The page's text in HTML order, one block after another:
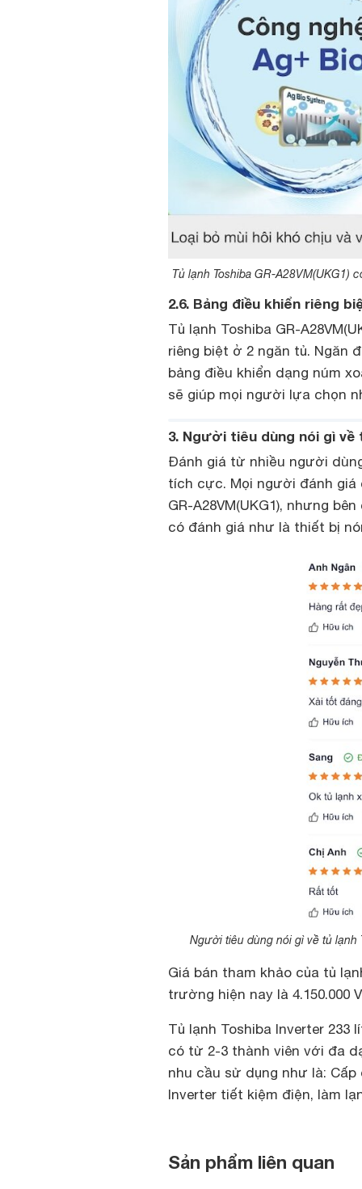
Tủ lạnh Toshiba GR-A28VM(UKG1)
2.6. Bảng điều khiển riêng
Tủ lạnh Toshiba GR-
riêng biệt ở 2 ngăn tủ. Ngăn
bảng điều khiển dạng núm
sẽ giúp mọi người lựa chọn
3. Người tiêu dùng nói gì về
Đánh giá từ nhiều người
tích cực. Mọi người đánh giá
GR-A28VM(UKG1), nhưng
có đánh giá như là thiết bị
Người tiêu dùng nói gì về tủ lạnh
Giá bán tham khảo của tủ
trường hiện nay là 4.150.000
Tủ lạnh Toshiba Inverter 233
có từ 2-3 thành viên với đa
nhu cầu sử dụng như là:
Inverter tiết kiệm điện, làm
Sản phẩm liên quan